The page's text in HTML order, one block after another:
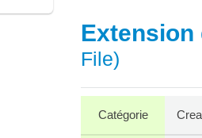
File)
Catégorie